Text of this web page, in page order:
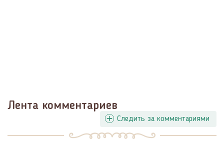
Лента комментариев
Следить за комментариями